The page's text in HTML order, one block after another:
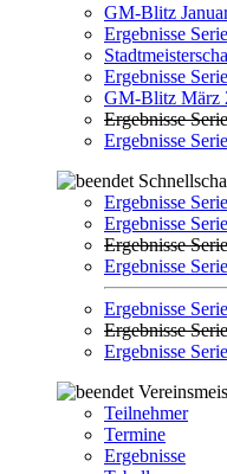
GM-Blitz
Ergebnisse
Ergebnisse
GM-Blitz März
Ergebnisse
Ergebnisse
Ergebnisse
Ergebnisse
Ergebnisse
Ergebnisse
Ergebnisse
Ergebnisse
Ergebnisse
Teilnehmer
Termine
Ergebnisse